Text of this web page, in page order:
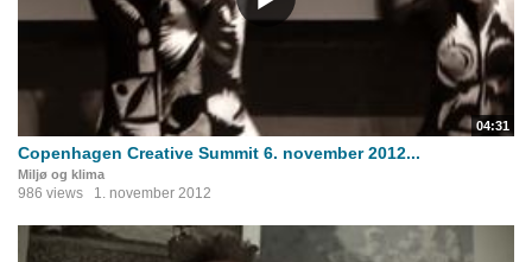
04:31
Copenhagen Creative Summit 6. november 2012...
Miljø og klima
986 views 1. november 2012